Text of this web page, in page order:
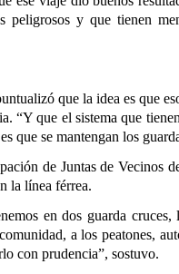
peligrosos y que tienen
que la idea es que
“Y que el sistema que
que se mantengan los
de Juntas de Vecinos
la línea férrea.
en dos guarda
a los peatones,
con prudencia”, sostuvo.